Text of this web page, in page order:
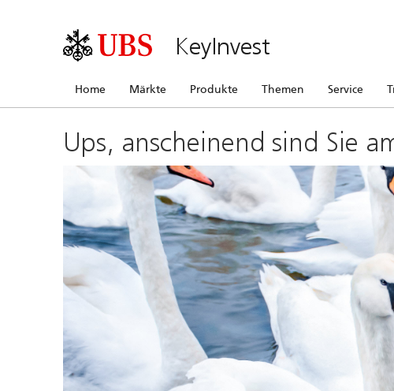
KeyInvest
Home Märkte Produkte Themen Service
Ups, anscheinend sind Sie